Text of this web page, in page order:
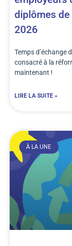
diplômes
2026
Temps d’échange
consacré à la
maintenant !
LIRE LA SUITE »
À LA UNE